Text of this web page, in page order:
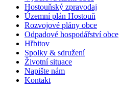
Hostouňský zpravodaj
Územní plán Hostouň
Rozvojové plány obce
Odpadové hospodářství obce
Hřbitov
Spolky & sdružení
Životní situace
Napište nám
Kontakt